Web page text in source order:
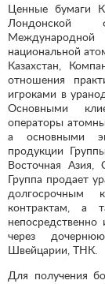
Ценные бумаги
национальной
Казахстан,
отношения
игроками в
Основными
операторы
а основными
продукции
Восточная Азия,
Группа продает
долгосрочным
контрактам, а
через
Швейцарии, ТНК.
Для получения